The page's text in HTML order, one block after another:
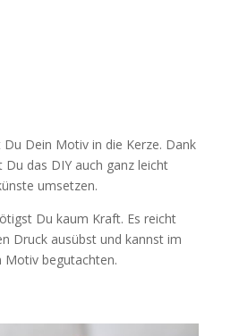
Dein Motiv in die Kerze. Dank
Du das DIY auch ganz leicht
umsetzen.
Du kaum Kraft. Es reicht
Druck ausübst und kannst im
Motiv begutachten.